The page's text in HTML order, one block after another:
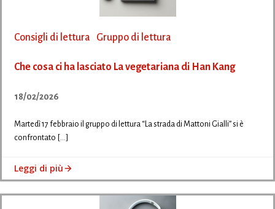
Consigli di lettura Gruppo di lettura
Che cosa ci ha lasciato La vegetariana di Han Kang
18/02/2026
Martedì 17 febbraio il gruppo di lettura “La strada di Mattoni Gialli” si è
confrontato […]
Leggi di più